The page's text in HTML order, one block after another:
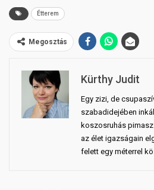
Étterem
Megosztás
Kürthy Judit
Egy zizi, de
szabadidejében
koszosruhás
az élet igazságain
felett egy méterrel